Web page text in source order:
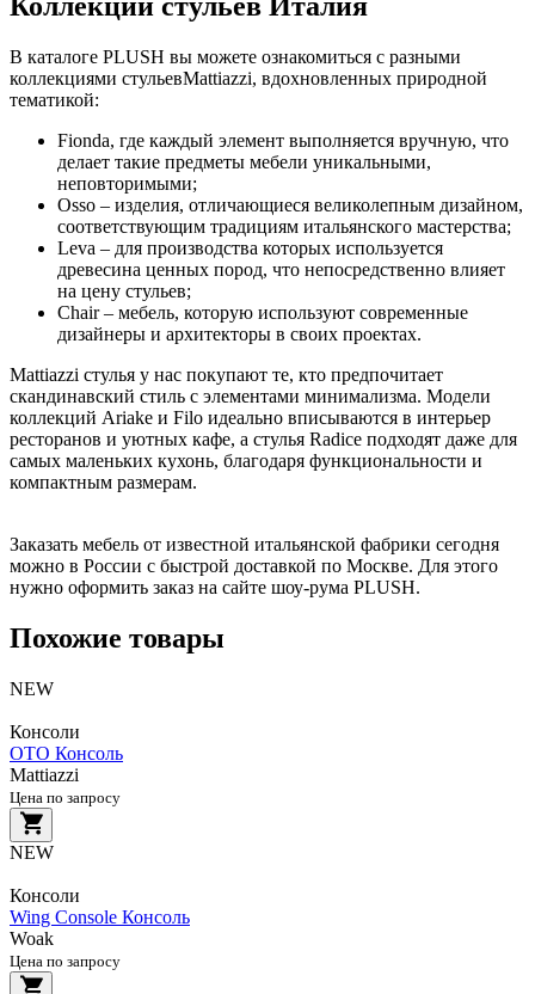
В каталоге PLUSH вы можете ознакомиться с разными
коллекциями стульевMattiazzi, вдохновленных природной
тематикой:
Fionda, где каждый элемент выполняется вручную, что
делает такие предметы мебели уникальными,
неповторимыми;
Osso – изделия, отличающиеся великолепным дизайном,
соответствующим традициям итальянского мастерства;
Leva – для производства которых используется
древесина ценных пород, что непосредственно влияет
на цену стульев;
Chair – мебель, которую используют современные
дизайнеры и архитекторы в своих проектах.
Mattiazzi стулья у нас покупают те, кто предпочитает
скандинавский стиль с элементами минимализма. Модели
коллекций Ariake и Filo идеально вписываются в интерьер
ресторанов и уютных кафе, а стулья Radice подходят даже для
самых маленьких кухонь, благодаря функциональности и
компактным размерам.
Заказать мебель от известной итальянской фабрики сегодня
можно в России с быстрой доставкой по Москве. Для этого
нужно оформить заказ на сайте шоу-рума PLUSH.
Похожие товары
NEW
Консоли
OTO Консоль
Mattiazzi
Цена по запросу
NEW
Консоли
Wing Console Консоль
Woak
Цена по запросу